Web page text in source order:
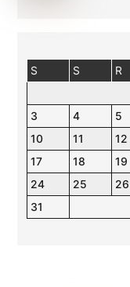
S
S R
3
4 5
10
11 12
17
18 19
24
25 26
31